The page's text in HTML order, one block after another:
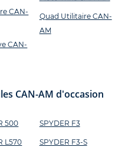
CAN-
CAN-
Quad Utilitaire CAN-
AM
CAN-AM d'occasion
500
L570
SPYDER F3
SPYDER F3-S